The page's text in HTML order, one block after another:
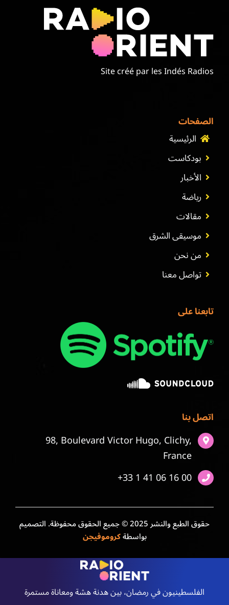
Site créé par les Indés Radios
الصفحات
الرئيسية
بودكاست
الأخبار
رياضة
مقالات
موسيقى الشرق
من نحن
تواصل معنا
تابعنا على
اتصل بنا
98, Boulevard Victor Hugo, Clichy,
France
+33 1 41 06 16 00
حقوق الطبع والنشر 2025 © جميع الحقوق محفوظة. التصميم
بواسطةكروموفيجن
الفلسطينيون في رمضان، بين هدنة هشة ومعاناة مستمرة